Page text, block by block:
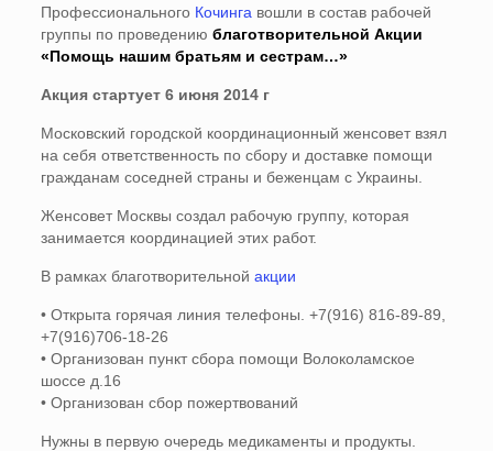
Профессионального Кочинга вошли в состав рабочей
группы по проведению благотворительной Акции
«Помощь нашим братьям и сестрам…»
Акция стартует 6 июня 2014 г
Московский городской координационный женсовет взял
на себя ответственность по сбору и доставке помощи
гражданам соседней страны и беженцам с Украины.
Женсовет Москвы создал рабочую группу, которая
занимается координацией этих работ.
В рамках благотворительной акции
• Открыта горячая линия телефоны. +7(916) 816-89-89,
+7(916)706-18-26
• Организован пункт сбора помощи Волоколамское
шоссе д.16
• Организован сбор пожертвований
Нужны в первую очередь медикаменты и продукты.